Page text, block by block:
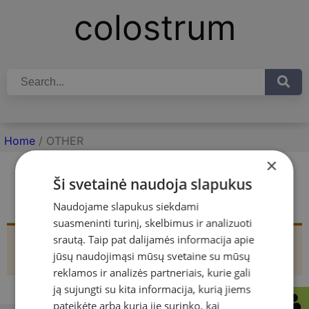
colostrum
Home / OTHER
OTHER
No products were found matching your
selection.
×
Ši svetainė naudoja slapukus
Naudojame slapukus siekdami
suasmeninti turinį, skelbimus ir analizuoti
srautą. Taip pat dalijamės informacija apie
jūsų naudojimąsi mūsų svetaine su mūsų
reklamos ir analizės partneriais, kurie gali
ją sujungti su kita informacija, kurią jiems
pateikėte arba kurią jie surinko, kai